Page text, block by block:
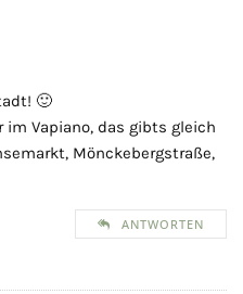
🙂
Vapiano, das gibts gleich
Mönckebergstraße,
ANTWORTEN